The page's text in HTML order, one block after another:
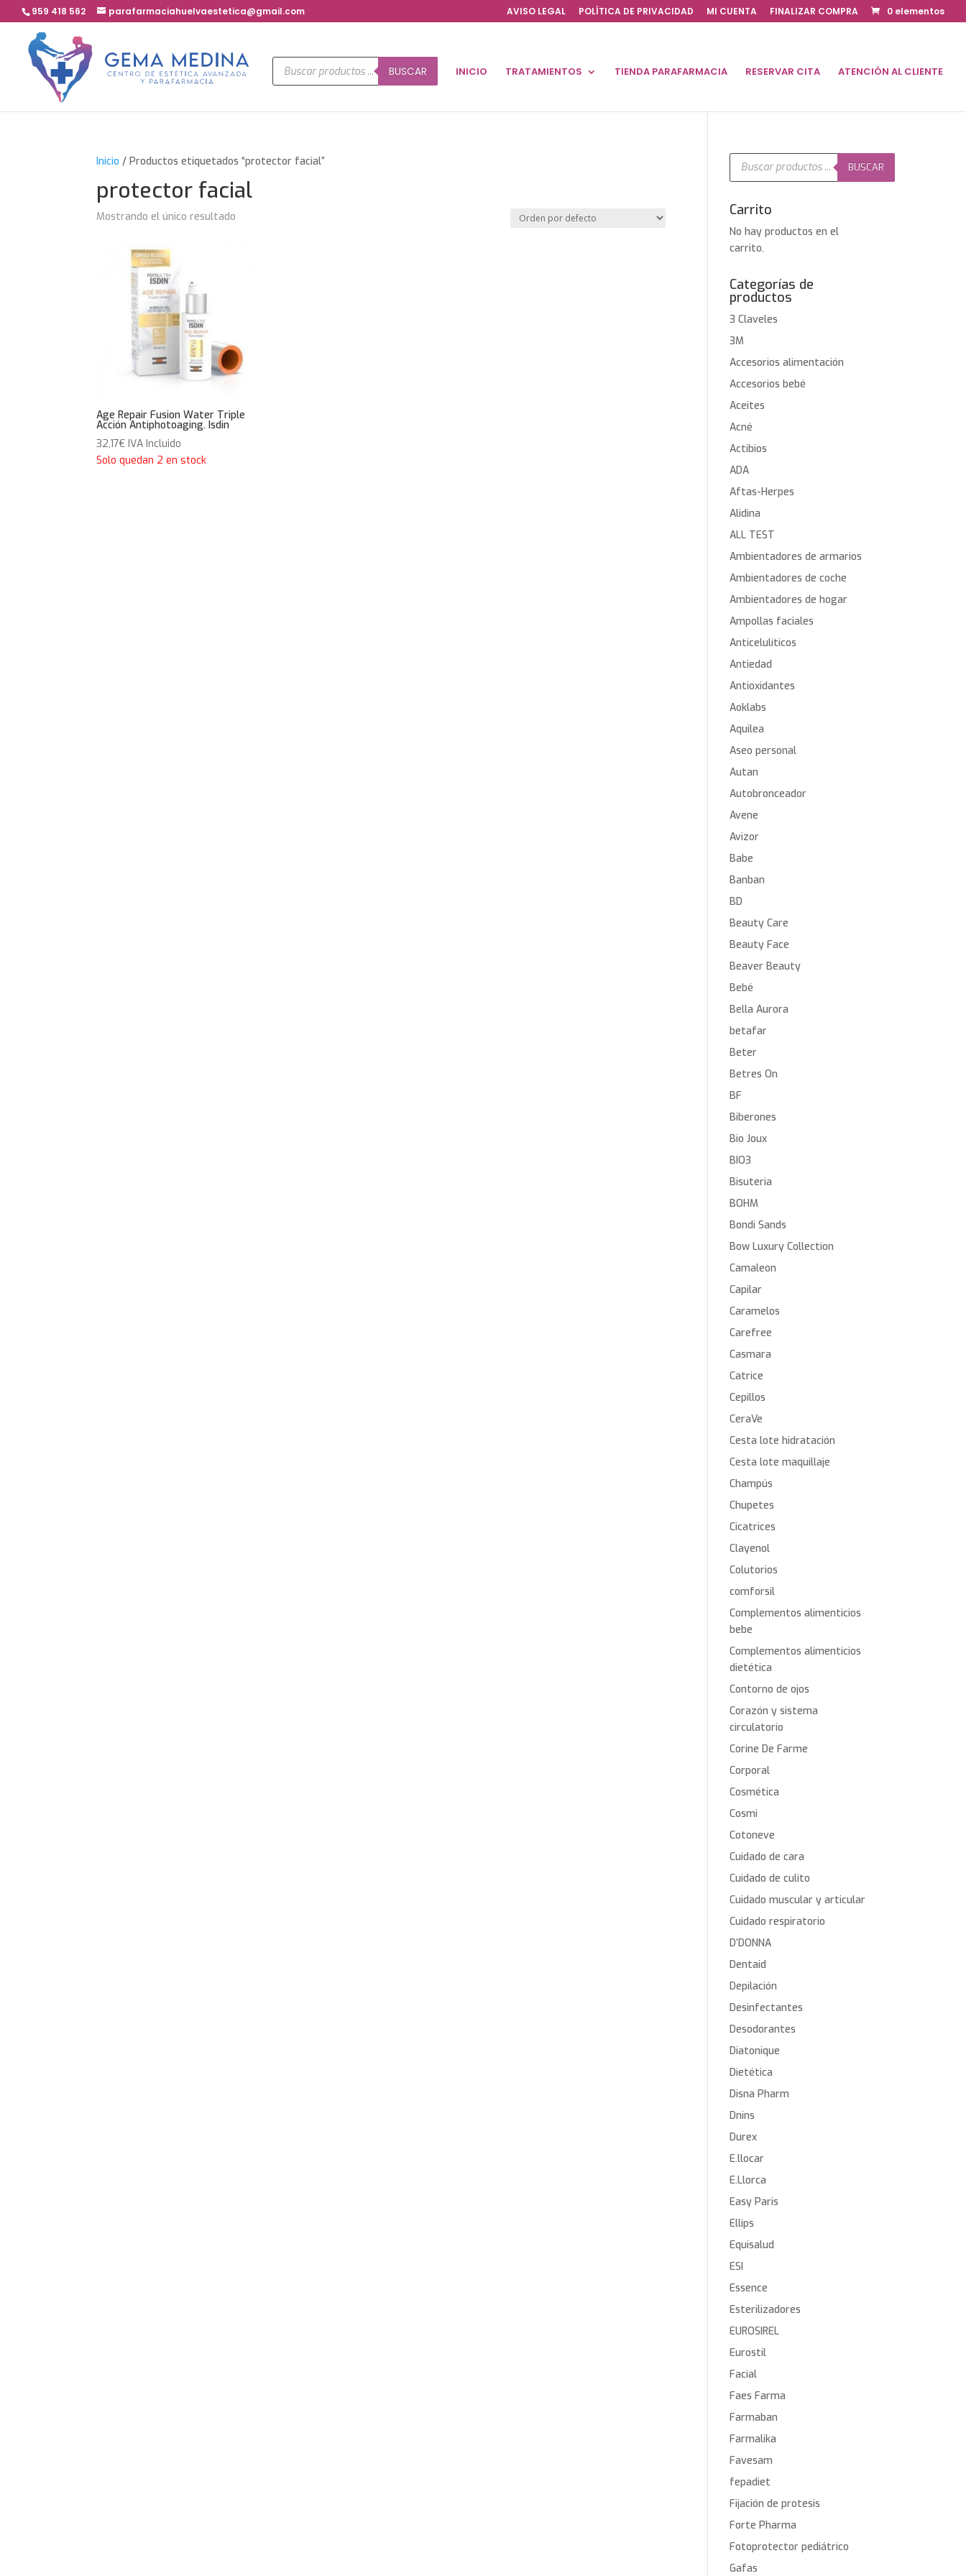
959 418 562 parafarmaciahuelvaestetica@gmail.com AVISO LEGAL POLÍTICA DE PRIVACIDAD MI CUENTA FINALIZAR COMPRA 0 elementos
Búsqueda
de
productos
BUSCAR INICIO TRATAMIENTOS TIENDA PARAFARMACIA RESERVAR CITA ATENCIÓN AL CLIENTE
Inicio / Productos etiquetados “protector facial”
protector facial
Mostrando el único resultado
Age Repair Fusion Water Triple
Acción Antiphotoaging. Isdin
32,17€ IVA Incluido
Solo quedan 2 en stock
Búsqueda
productos
BUSCAR
Carrito
No hay productos en el
carrito.
Categorías de
productos
3 Claveles
3M
Accesorios alimentación
Accesorios bebé
Aceites
Acné
Actibios
ADA
Aftas-Herpes
Alidina
ALL TEST
Ambientadores de armarios
Ambientadores de coche
Ambientadores de hogar
Ampollas faciales
Anticelulíticos
Antiedad
Antioxidantes
Aoklabs
Aquilea
Aseo personal
Autan
Autobronceador
Avene
Avizor
Babe
Banban
BD
Beauty Care
Beauty Face
Beaver Beauty
Bebé
Bella Aurora
betafar
Beter
Betres On
BF
Biberones
Bio Joux
BIO3
Bisuteria
BOHM
Bondi Sands
Bow Luxury Collection
Camaleon
Capilar
Caramelos
Carefree
Casmara
Catrice
Cepillos
CeraVe
Cesta lote hidratación
Cesta lote maquillaje
Champús
Chupetes
Cicatrices
Clayenol
Colutorios
comforsil
Complementos alimenticios
bebe
Complementos alimenticios
dietética
Contorno de ojos
Corazón y sistema
circulatorio
Corine De Farme
Corporal
Cosmética
Cosmi
Cotoneve
Cuidado de cara
Cuidado de culito
Cuidado muscular y articular
Cuidado respiratorio
D’DONNA
Dentaid
Depilación
Desinfectantes
Desodorantes
Diatonique
Dietética
Disna Pharm
Dnins
Durex
E.llocar
E.Llorca
Easy Paris
Ellips
Equisalud
ESI
Essence
Esterilizadores
EUROSIREL
Eurostil
Facial
Faes Farma
Farmaban
Farmalika
Favesam
fepadiet
Fijación de protesis
Forte Pharma
Fotoprotector pediátrico
Gafas